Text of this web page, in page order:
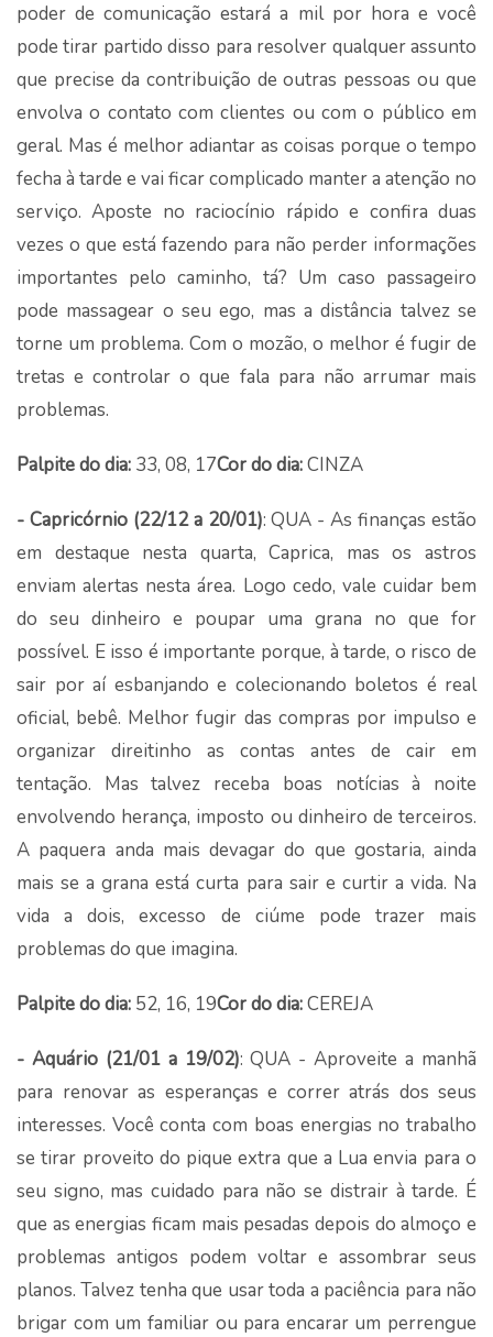
poder de comunicação estará a mil por hora e você
pode tirar partido disso para resolver qualquer assunto
que precise da contribuição de outras pessoas ou que
envolva o contato com clientes ou com o público em
geral. Mas é melhor adiantar as coisas porque o tempo
fecha à tarde e vai ficar complicado manter a atenção no
serviço. Aposte no raciocínio rápido e confira duas
vezes o que está fazendo para não perder informações
importantes pelo caminho, tá? Um caso passageiro
pode massagear o seu ego, mas a distância talvez se
torne um problema. Com o mozão, o melhor é fugir de
tretas e controlar o que fala para não arrumar mais
problemas.
Palpite do dia: 33, 08, 17Cor do dia:CINZA
- Capricórnio (22/12 a 20/01): QUA - As finanças estão
em destaque nesta quarta, Caprica, mas os astros
enviam alertas nesta área. Logo cedo, vale cuidar bem
do seu dinheiro e poupar uma grana no que for
possível. E isso é importante porque, à tarde, o risco de
sair por aí esbanjando e colecionando boletos é real
oficial, bebê. Melhor fugir das compras por impulso e
organizar direitinho as contas antes de cair em
tentação. Mas talvez receba boas notícias à noite
envolvendo herança, imposto ou dinheiro de terceiros.
A paquera anda mais devagar do que gostaria, ainda
mais se a grana está curta para sair e curtir a vida. Na
vida a dois, excesso de ciúme pode trazer mais
problemas do que imagina.
Palpite do dia: 52, 16, 19Cor do dia:CEREJA
- Aquário (21/01 a 19/02): QUA - Aproveite a manhã
para renovar as esperanças e correr atrás dos seus
interesses. Você conta com boas energias no trabalho
se tirar proveito do pique extra que a Lua envia para o
seu signo, mas cuidado para não se distrair à tarde. É
que as energias ficam mais pesadas depois do almoço e
problemas antigos podem voltar e assombrar seus
planos. Talvez tenha que usar toda a paciência para não
brigar com um familiar ou para encarar um perrengue